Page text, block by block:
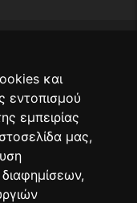
και
εντοπισμού
εμπειρίας
μας,
Εγγραφή
Προστασίας
μπορεί
προϊόντα, τις τρέχουσες
θα λάβεις ένα